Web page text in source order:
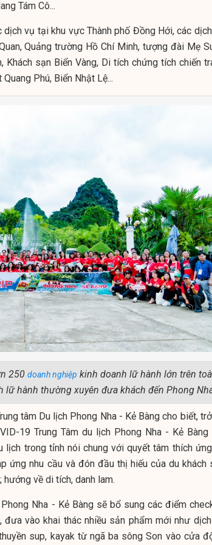
Tám Cô...
vụ tại khu vực Thành phố Đồng Hới, các
Quảng trường Hồ Chí Minh, tượng đài Mẹ
Khách sạn Biển Vàng, Di tích chứng tích chiến
Phú, Biển Nhật Lệ...
250 doanh nghiệp kinh doanh lữ hành lớn trên
lữ hành thường xuyên đưa khách đến Phong
tâm Du lịch Phong Nha - Kẻ Bàng cho biết,
19 Trung Tâm du lịch Phong Nha - Kẻ Bàng
lịch trong tỉnh nói chung với quyết tâm thích
ứng nhu cầu và đón đầu thị hiếu của du khách
về di tích, danh lam.
Nha - Kẻ Bàng sẽ bổ sung các điểm
vào khai thác nhiều sản phẩm mới như
sup, kayak từ ngã ba sông Son vào cửa